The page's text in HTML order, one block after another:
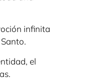
infinita
el